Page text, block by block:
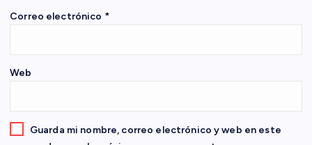
n
r
a
Correo electrónico *
Web
Guarda mi nombre, correo electrónico y web en este